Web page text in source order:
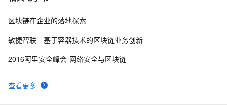
8 区块链已全面参加今年天猫“双11”；果冻有家：“抢房”“抢
查看更多
区块链在企业的落地探索
敏捷智联—基于容器技术的区块链业务创新
2016阿里安全峰会-网络安全与区块链